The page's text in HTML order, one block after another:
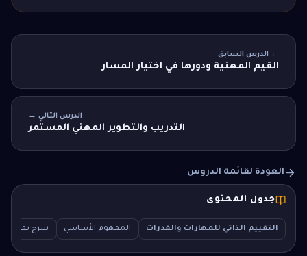
← الدرس السابق
القيم المهنية ودورها في اختيار المسار
الدرس التالي →
التدريب والتطوير المهني المستمر
العودة لقائمة الدروس
جدول المحتوى
التقييم الذاتي للمهارات والقدرات المفهوم الأساسي شرح تفصيلي